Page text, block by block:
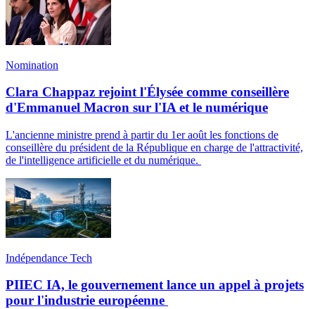
Nomination
Clara Chappaz rejoint l'Élysée comme conseillère
d'Emmanuel Macron sur l'IA et le numérique
L'ancienne ministre prend à partir du 1er août les fonctions de
conseillère du président de la République en charge de l'attractivité,
de l'intelligence artificielle et du numérique.
Indépendance Tech
PIIEC IA, le gouvernement lance un appel à projets
pour l'industrie européenne